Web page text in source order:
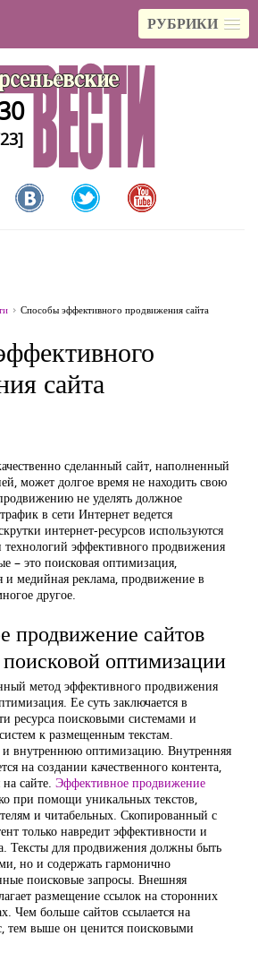
РУБРИКИ
Способы эффективного продвижения сайта
сайта
сделанный сайт, наполненный
может долгое время не находить свою
не уделять должное
в сети Интернет ведется
интернет-ресурсов используются
эффективного продвижения
– это поисковая оптимизация,
и медийная реклама, продвижение в
другое.
продвижение сайтов
оптимизации
метод эффективного продвижения
Ее суть заключается в
ресурса поисковыми системами и
к размещенным текстам.
внутреннюю оптимизацию. Внутренняя
на создании качественного контента,
сайте. Эффективное продвижение
при помощи уникальных текстов,
и читабельных. Скопированный с
только навредит эффективности и
Тексты для продвижения должны быть
но и содержать гармонично
поисковые запросы. Внешняя
размещение ссылок на сторонних
Чем больше сайтов ссылается на
тем выше он ценится поисковыми